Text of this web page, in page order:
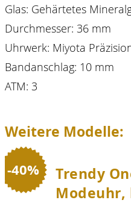
Glas: Gehärtetes
Durchmesser: 36 mm
Uhrwerk: Miyota
Bandanschlag: 10 mm
ATM: 3
Weitere Modelle:
-40%
Trendy
Modeuhr,